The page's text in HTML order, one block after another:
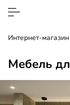
Интернет-
Мебель